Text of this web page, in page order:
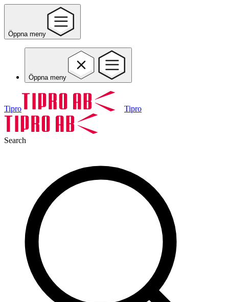
Öppna meny
Öppna meny
Tipro Tipro
Search